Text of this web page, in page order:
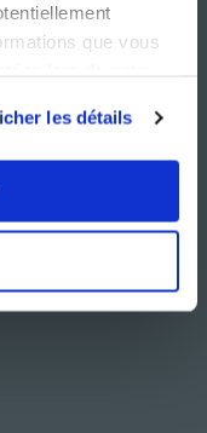
que vous
les détails
confidentialité
Cookies